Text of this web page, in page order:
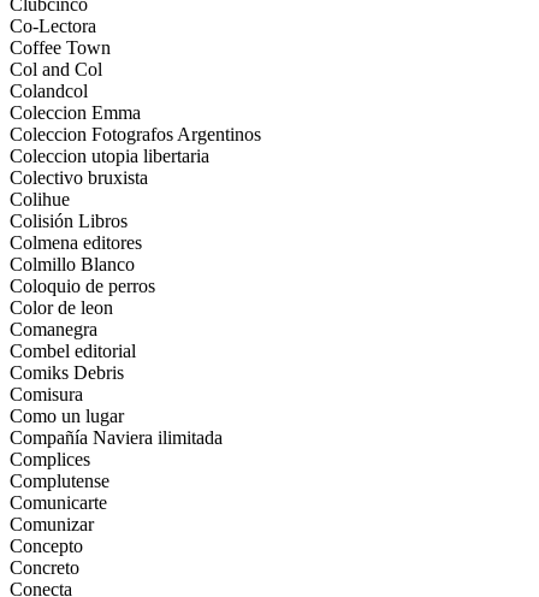
Co-Lectora
Coffee Town
Col and Col
Colandcol
Coleccion Emma
Coleccion Fotografos Argentinos
Coleccion utopia libertaria
Colectivo bruxista
Colihue
Colisión Libros
Colmena editores
Colmillo Blanco
Coloquio de perros
Color de leon
Comanegra
Combel editorial
Comiks Debris
Comisura
Como un lugar
Compañía Naviera ilimitada
Complices
Complutense
Comunicarte
Comunizar
Concepto
Concreto
Conecta